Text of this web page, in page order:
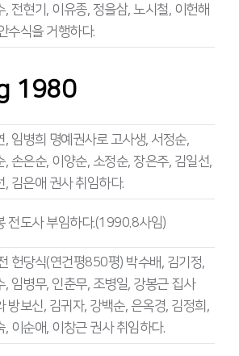
, 전현기, 이유종, 정을삼, 노시철, 이헌해
수식을 거행하다.
1980
, 임병희 명예권사로 고사생, 서정순,
, 손은순, 이양순, 소정순, 장은주, 김일선,
, 김은애 권사 취임하다.
전도사 부임하다.(1990.8사임)
헌당식(연건평850평) 박수배, 김기정,
, 임병무, 인춘무, 조병일, 강봉근 집사
방보신, 김귀자, 강백순, 은옥경, 김정희,
, 이순애, 이창근 권사 취임하다.